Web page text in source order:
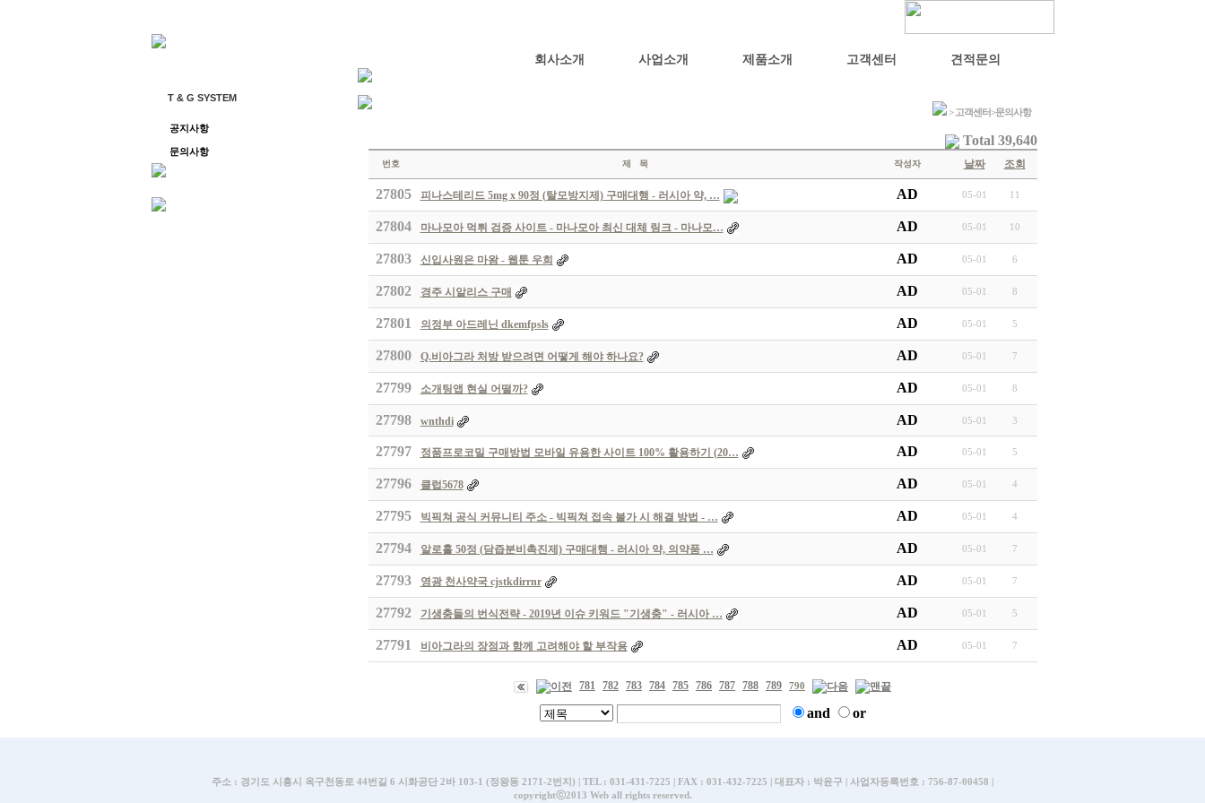
회사소개 사업소개 제품소개 고객센터 견적문의
T & G SYSTEM
공지사항
문의사항
> 고객센터>문의사항
Total 39,640
번호 제 목 작성자 날짜 조회
27805 피나스테리드 5mg x 90정 (탈모방지제) 구매대행 - 러시아 약, … AD 05-01 11
27804 마나모아 먹튀 검증 사이트 - 마나모아 최신 대체 링크 - 마나모… AD 05-01 10
27803 신입사원은 마왕 - 웹툰 우희 AD 05-01 6
27802 경주 시알리스 구매 AD 05-01 8
27801 의정부 아드레닌 dkemfpsls AD 05-01 5
27800 Q.비아그라 처방 받으려면 어떻게 해야 하나요? AD 05-01 7
27799 소개팅앱 현실 어떨까? AD 05-01 8
27798 wnthdi AD 05-01 3
27797 정품프로코밀 구매방법 모바일 유용한 사이트 100% 활용하기 (20… AD 05-01 5
27796 클럽5678 AD 05-01 4
27795 빅픽쳐 공식 커뮤니티 주소 - 빅픽쳐 접속 불가 시 해결 방법 - … AD 05-01 4
27794 알로홀 50정 (담즙분비촉진제) 구매대행 - 러시아 약, 의약품 … AD 05-01 7
27793 영광 천사약국 cjstkdirrnr AD 05-01 7
27792 기생충들의 번식전략 - 2019년 이슈 키워드 "기생충" - 러시아 … AD 05-01 5
27791 비아그라의 장점과 함께 고려해야 할 부작용 AD 05-01 7
781 782 783 784 785 786 787 788 789 790
and or
주소 : 경기도 시흥시 옥구천동로 44번길 6 시화공단 2바 103-1 (정왕동 2171-2번지) | TEL : 031-431-7225 | FAX : 031-432-7225 | 대표자 : 박윤구 | 사업자등록번호 : 756-87-00458 |
copyrightⓒ2013 Web all rights reserved.